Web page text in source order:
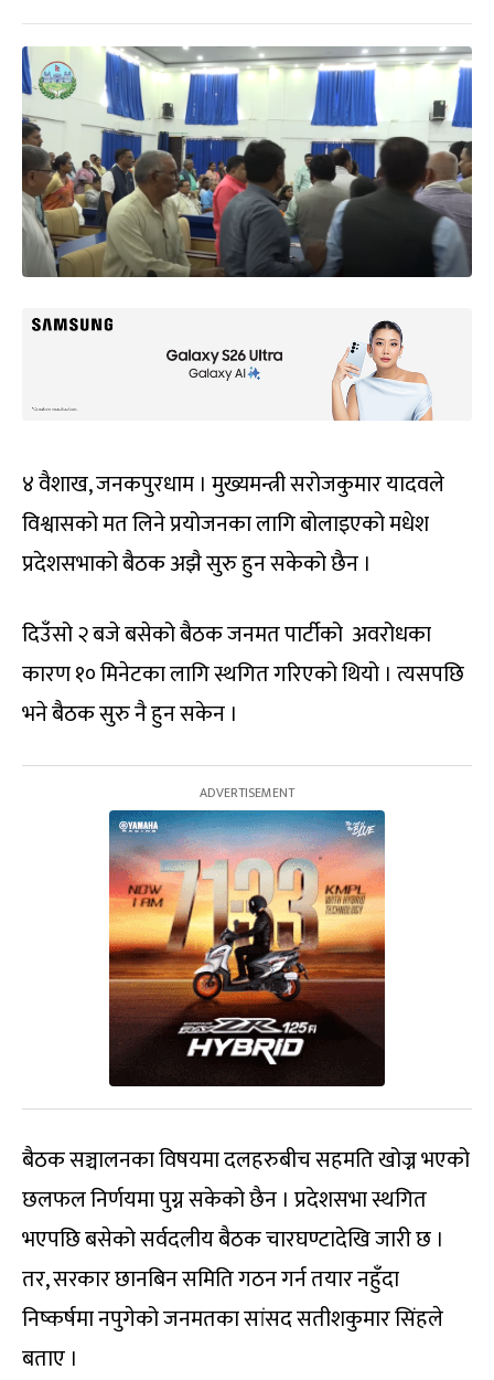
४ वैशाख, जनकपुरधाम । मुख्यमन्त्री सरोजकुमार यादवले
विश्वासको मत लिने प्रयोजनका लागि बोलाइएको मधेश
प्रदेशसभाको बैठक अझै सुरु हुन सकेको छैन ।
दिउँसो २ बजे बसेको बैठक जनमत पार्टीको अवरोधका
कारण १० मिनेटका लागि स्थगित गरिएको थियो । त्यसपछि
भने बैठक सुरु नै हुन सकेन ।
बैठक सञ्चालनका विषयमा दलहरुबीच सहमति खोज्न भएको
छलफल निर्णयमा पुग्न सकेको छैन । प्रदेशसभा स्थगित
भएपछि बसेको सर्वदलीय बैठक चारघण्टादेखि जारी छ ।
तर, सरकार छानबिन समिति गठन गर्न तयार नहुँदा
निष्कर्षमा नपुगेको जनमतका सांसद सतीशकुमार सिंहले
बताए ।